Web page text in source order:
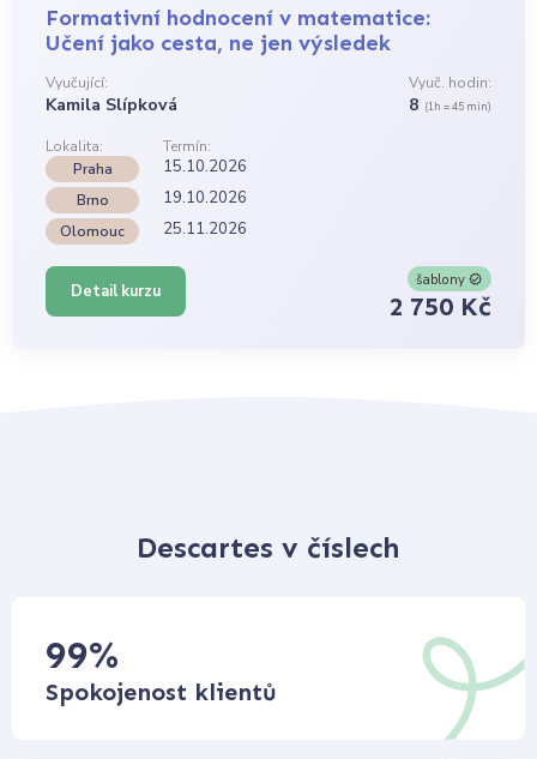
Formativní hodnocení v matematice:
Učení jako cesta, ne jen výsledek
Vyučující:
Kamila Slípková
Vyuč. hodin:
8 (1h = 45 min)
Lokalita:
Termín:
Praha
15.10.2026
Brno 19.10.2026
Olomouc 25.11.2026
Detail kurzu
šablony
2 750 Kč
Descartes v číslech
99%
Spokojenost klientů